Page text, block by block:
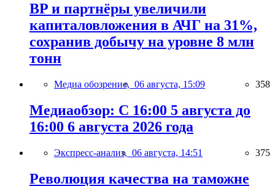
BP и партнёры увеличили
капиталовложения в АЧГ на 31%,
сохранив добычу на уровне 8 млн
тонн
Медиа обозрение, 06 августа, 15:09 358
Медиаобзор: С 16:00 5 августа до
16:00 6 августа 2026 года
Экспресс-анализ, 06 августа, 14:51 375
Революция качества на таможне